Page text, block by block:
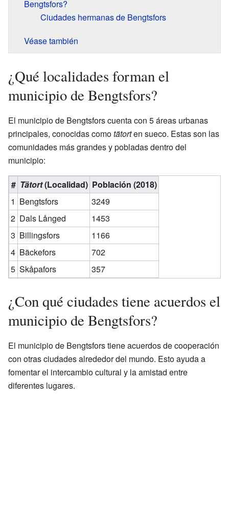
Bengtsfors?
Ciudades hermanas de Bengtsfors
Véase también
¿Qué localidades forman el
municipio de Bengtsfors?
El municipio de Bengtsfors cuenta con 5 áreas urbanas
principales, conocidas comotätorten sueco. Estas son las
comunidades más grandes y pobladas dentro del
municipio:
# Tätort(Localidad) Población (2018)
1 Bengtsfors
3249
2 Dals Långed
1453
3 Billingsfors
1166
4 Bäckefors
702
5 Skåpafors 357
¿Con qué ciudades tiene acuerdos el
municipio de Bengtsfors?
El municipio de Bengtsfors tiene acuerdos de cooperación
con otras ciudades alrededor del mundo. Esto ayuda a
fomentar el intercambio cultural y la amistad entre
diferentes lugares.